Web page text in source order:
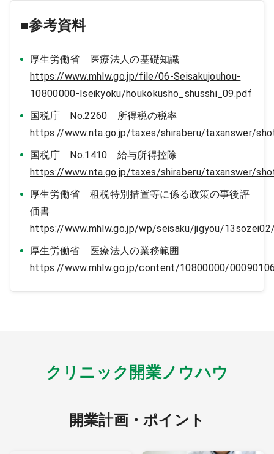
■参考資料
厚生労働省 医療法人の基礎知識
https://www.mhlw.go.jp/file/06-Seisakujouhou-
10800000-Iseikyoku/houkokusho_shusshi_09.pdf
国税庁 No.2260 所得税の税率
https://www.nta.go.jp/taxes/shiraberu/taxanswer/
国税庁 No.1410 給与所得控除
https://www.nta.go.jp/taxes/shiraberu/taxanswer/
厚生労働省 租税特別措置等に係る政策の事後評
価書
https://www.mhlw.go.jp/wp/seisaku/jigyou/
厚生労働省 医療法人の業務範囲
https://www.mhlw.go.jp/content/10800000/
クリニック開業ノウハウ
開業計画・ポイント